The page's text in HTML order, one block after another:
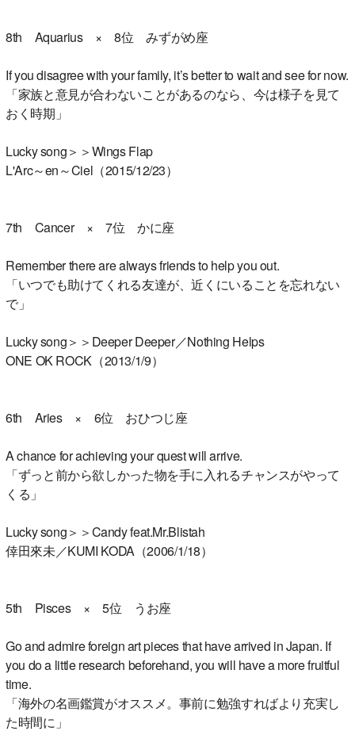
8th Aquarius × 8位 みずがめ座
If you disagree with your family, it’s better to wait and see for now.
「家族と意見が合わないことがあるのなら、今は様子を見て
おく時期」
Lucky song＞＞Wings Flap
L'Arc～en～Ciel（2015/12/23）
7th Cancer × 7位 かに座
Remember there are always friends to help you out.
「いつでも助けてくれる友達が、近くにいることを忘れない
で」
Lucky song＞＞Deeper Deeper／Nothing Helps
ONE OK ROCK（2013/1/9）
6th Aries × 6位 おひつじ座
A chance for achieving your quest will arrive.
「ずっと前から欲しかった物を手に入れるチャンスがやって
くる」
Lucky song＞＞Candy feat.Mr.Blistah
倖田來未／KUMI KODA（2006/1/18）
5th Pisces × 5位 うお座
Go and admire foreign art pieces that have arrived in Japan. If
you do a little research beforehand, you will have a more fruitful
time.
「海外の名画鑑賞がオススメ。事前に勉強すればより充実し
た時間に」